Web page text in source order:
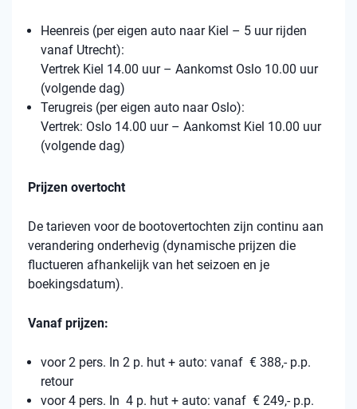
Heenreis (per eigen auto naar Kiel – 5 uur rijden
vanaf Utrecht):
Vertrek Kiel 14.00 uur – Aankomst Oslo 10.00 uur
(volgende dag)
Terugreis (per eigen auto naar Oslo):
Vertrek: Oslo 14.00 uur – Aankomst Kiel 10.00 uur
(volgende dag)
Prijzen overtocht
De tarieven voor de bootovertochten zijn continu aan
verandering onderhevig (dynamische prijzen die
fluctueren afhankelijk van het seizoen en je
boekingsdatum).
Vanaf prijzen:
voor 2 pers. In 2 p. hut + auto: vanaf € 388,- p.p.
retour
voor 4 pers. In 4 p. hut + auto: vanaf € 249,- p.p.